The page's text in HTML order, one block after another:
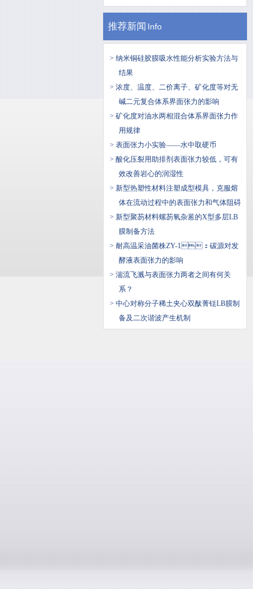
推荐新闻 Info
> 纳米铜硅胶膜吸水性能分析实验方法与
结果
> 浓度、温度、二价离子、矿化度等对无
碱二元复合体系界面张力的影响
> 矿化度对油水两相混合体系界面张力作
用规律
> 表面张力小实验——水中取硬币
> 酸化压裂用助排剂表面张力较低，可有
效改善岩心的润湿性
> 新型热塑性材料注塑成型模具，克服熔
体在流动过程中的表面张力和气体阻碍
> 新型聚芴材料螺芴氧杂蒽的X型多层LB
膜制备方法
> 耐高温采油菌株ZY-1：碳源对发
酵液表面张力的影响
> 湍流飞溅与表面张力两者之间有何关
系？
> 中心对称分子稀土夹心双酞菁铥LB膜制
备及二次谐波产生机制